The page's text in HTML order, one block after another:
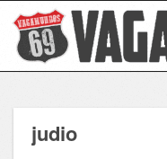
judio